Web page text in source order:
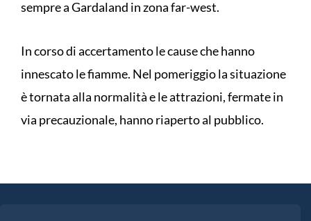
sempre a Gardaland in zona far-west.
In corso di accertamento le cause che hanno
innescato le fiamme. Nel pomeriggio la situazione
è tornata alla normalità e le attrazioni, fermate in
via precauzionale, hanno riaperto al pubblico.